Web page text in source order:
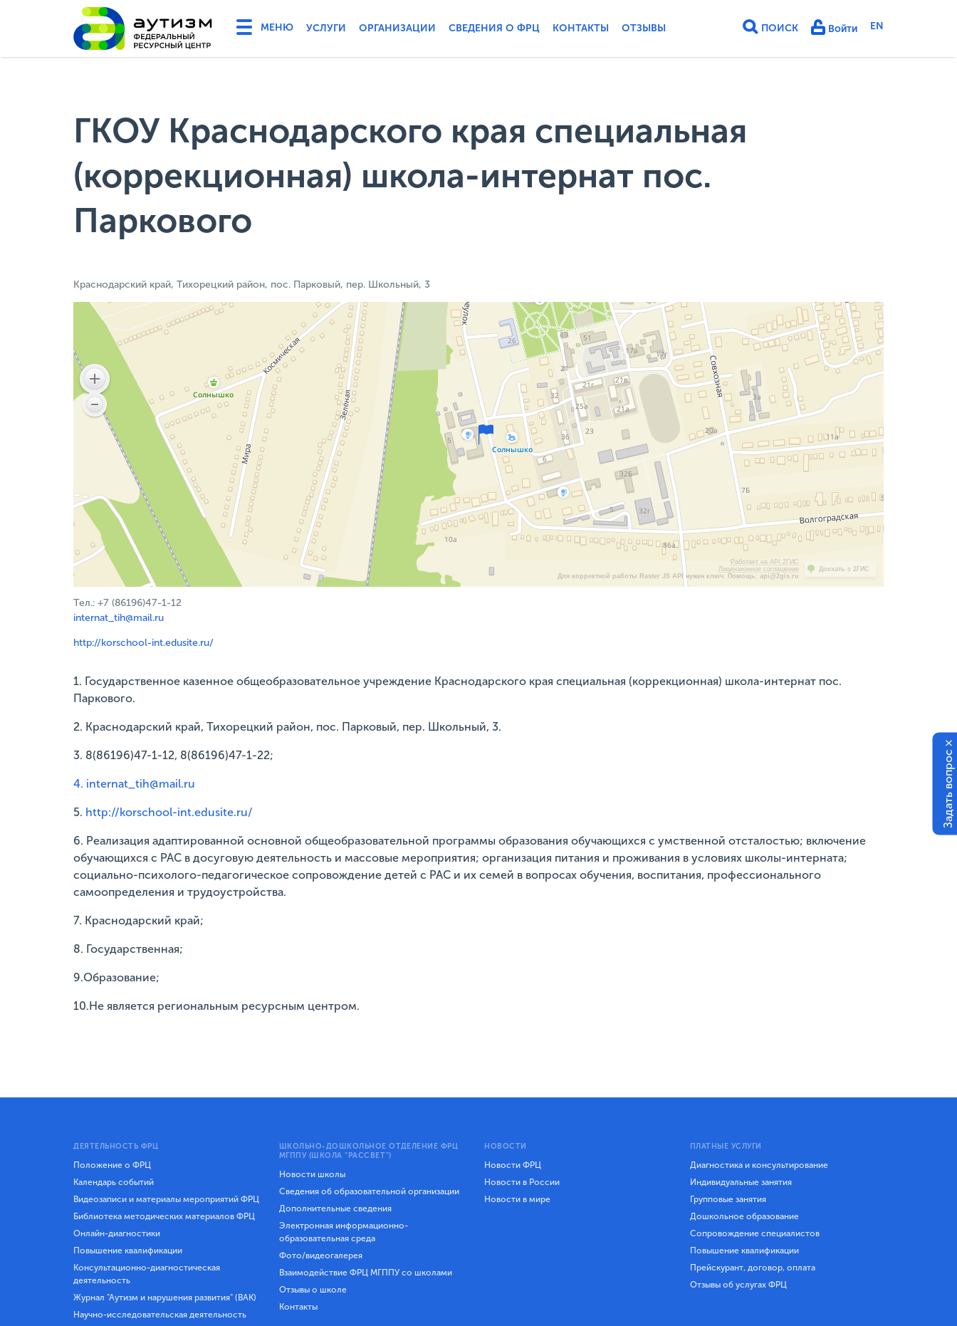
УСЛУГИ ОРГАНИЗАЦИИ СВЕДЕНИЯ О ФРЦ КОНТАКТЫ ОТЗЫВЫ ПОИСК Войти EN
ГКОУ Краснодарского края специальная
(коррекционная) школа-интернат пос.
Паркового
Краснодарский край, Тихорецкий район, пос. Парковый, пер. Школьный, 3
Работает на API 2ГИС
Лицензионное соглашение
Для корректной работы Raster JS API нужен ключ. Помощь: api@2gis.ru
Доехать с 2ГИС
Тел.: +7 (86196)47-1-12
internat_tih@mail.ru
http://korschool-int.edusite.ru/
1. Государственное казенное общеобразовательное учреждение Краснодарского края специальная (коррекционная) школа-интернат пос.
Паркового.
2. Краснодарский край, Тихорецкий район, пос. Парковый, пер. Школьный, 3.
3. 8(86196)47-1-12, 8(86196)47-1-22;
4. internat_tih@mail.ru
5. http://korschool-int.edusite.ru/
6. Реализация адаптированной основной общеобразовательной программы образования обучающихся с умственной отсталостью; включение
обучающихся с РАС в досуговую деятельность и массовые мероприятия; организация питания и проживания в условиях школы-интерната;
социально-психолого-педагогическое сопровождение детей с РАС и их семей в вопросах обучения, воспитания, профессионального
самоопределения и трудоустройства.
7. Краснодарский край;
8. Государственная;
9.Образование;
10.Не является региональным ресурсным центром.
ДЕЯТЕЛЬНОСТЬ ФРЦ
Положение о ФРЦ
Календарь событий
Видеозаписи и материалы мероприятий ФРЦ
Библиотека методических материалов ФРЦ
Онлайн-диагностики
Повышение квалификации
Консультационно-диагностическая
деятельность
Журнал "Аутизм и нарушения развития" (ВАК)
Научно-исследовательская деятельность
ШКОЛЬНО-ДОШКОЛЬНОЕ ОТДЕЛЕНИЕ ФРЦ
МГППУ (ШКОЛА "РАССВЕТ")
Новости школы
Сведения об образовательной организации
Дополнительные сведения
Электронная информационно-
образовательная среда
Фото/видеогалерея
Взаимодействие ФРЦ МГППУ со школами
Отзывы о школе
Контакты
НОВОСТИ
Новости ФРЦ
Новости в России
Новости в мире
ПЛАТНЫЕ УСЛУГИ
Диагностика и консультирование
Индивидуальные занятия
Групповые занятия
Дошкольное образование
Сопровождение специалистов
Повышение квалификации
Прейскурант, договор, оплата
Отзывы об услугах ФРЦ
Задать вопрос
×